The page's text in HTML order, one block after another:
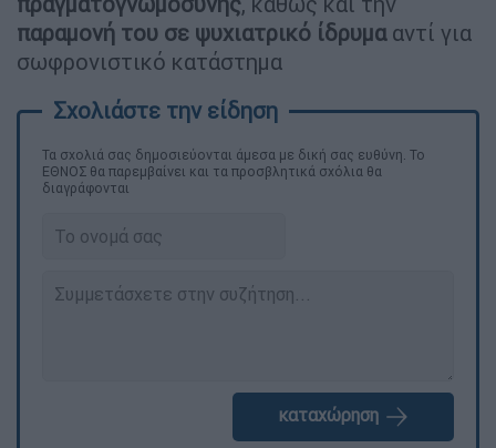
παραμονή του σε ψυχιατρικό ίδρυμααντί για
σωφρονιστικό κατάστημα
Τα σχολιά σας δημοσιεύονται άμεσα με δική σας ευθύνη. Το
ΕΘΝΟΣ θα παρεμβαίνει και τα προσβλητικά σχόλια θα
διαγράφονται
καταχώρηση